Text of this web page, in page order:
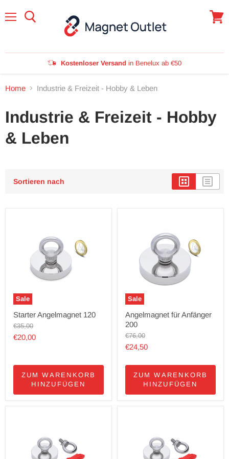
Kostenloser Versand in Benelux ab €50
Home Industrie & Freizeit - Hobby & Leben
Industrie & Freizeit - Hobby
& Leben
Sortieren nach
Sale
Starter Angelmagnet 120
Ursprünglicher
Preis
€35,00
Aktueller
€20,00
ZUM WARENKORB
HINZUFÜGEN
Sale
Angelmagnet für Anfänger
200
Ursprünglicher
Preis
€76,00
Aktueller
€24,50
ZUM WARENKORB
HINZUFÜGEN